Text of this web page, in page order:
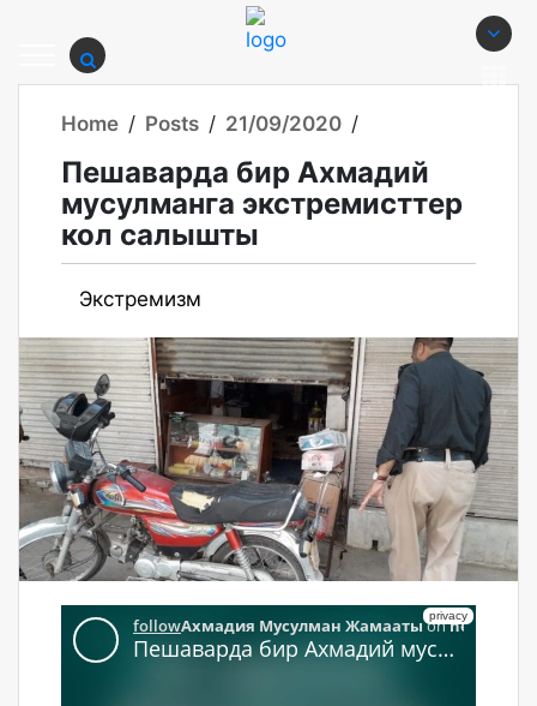
Home / Posts / 21/09/2020 /
Пешаварда бир Ахмадий
мусулманга экстремисттер
кол салышты
Экстремизм